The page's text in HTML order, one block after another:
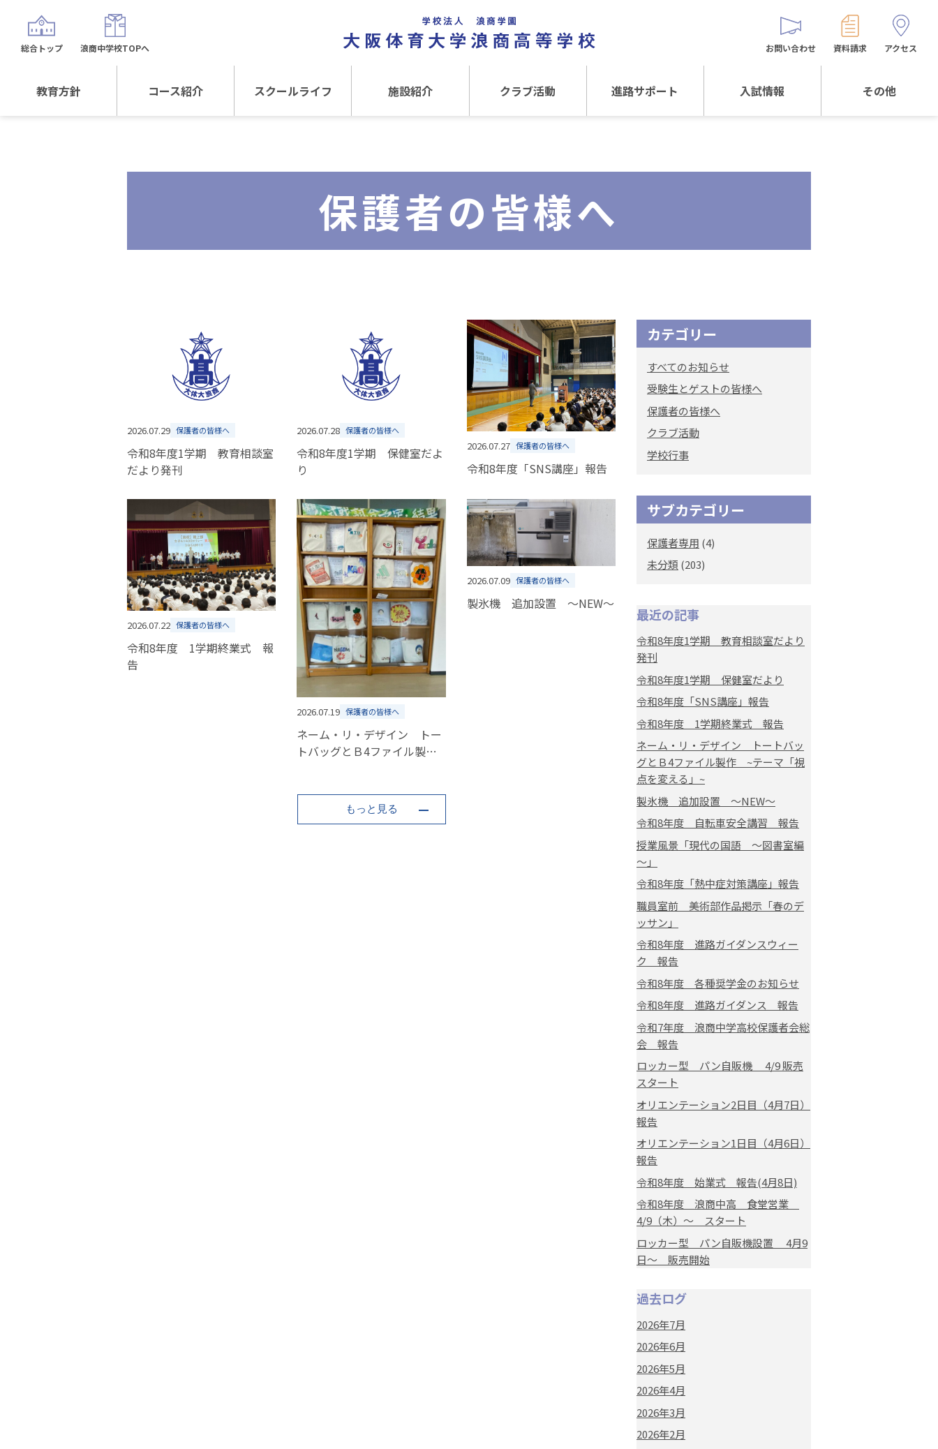
教育方針 コース紹介 スクールライフ 施設紹介 クラブ活動
文化クラブ
進路サポート
内部進学について
入試情報 その他
お問い合わせ 資料請求 アクセス
総合トップ 浪商中学校TOPへ
保護者の皆様へ
2026.07.29 保護者の皆様へ
令和8年度1学期 教育相談室
だより発刊
2026.07.28 保護者の皆様へ
令和8年度1学期 保健室だよ
り
2026.07.27 保護者の皆様へ
令和8年度「SNS講座」報告
2026.07.22 保護者の皆様へ
令和8年度 1学期終業式 報
告
2026.07.19 保護者の皆様へ
ネーム・リ・デザイン トー
トバッグとＢ4ファイル製
2026.07.09 保護者の皆様へ
製氷機 追加設置 ～NEW～
もっと見る
カテゴリー
すべてのお知らせ
受験生とゲストの皆様へ
保護者の皆様へ
クラブ活動
学校行事
サブカテゴリー
保護者専用 (4)
未分類 (203)
最近の記事
令和8年度1学期 教育相談室だより
発刊
令和8年度1学期 保健室だより
令和8年度「SNS講座」報告
令和8年度 1学期終業式 報告
ネーム・リ・デザイン トートバッ
グとＢ4ファイル製作 ~テーマ「視
点を変える」~
製氷機 追加設置 ～NEW～
令和8年度 自転車安全講習 報告
授業風景「現代の国語 ～図書室編
～」
令和8年度「熱中症対策講座」報告
職員室前 美術部作品掲示「春のデ
ッサン」
令和8年度 進路ガイダンスウィー
ク 報告
令和8年度 各種奨学金のお知らせ
令和8年度 進路ガイダンス 報告
令和7年度 浪商中学高校保護者会総
会 報告
ロッカー型 パン自販機 4/9 販売
スタート
オリエンテーション2日目（4月7日）
報告
オリエンテーション1日目（4月6日）
報告
令和8年度 始業式 報告(4月8日)
令和8年度 浪商中高 食堂営業
4/9（木）～ スタート
ロッカー型 パン自販機設置 4月9
日～ 販売開始
過去ログ
2026年7月
2026年6月
2026年5月
2026年4月
2026年3月
2026年2月